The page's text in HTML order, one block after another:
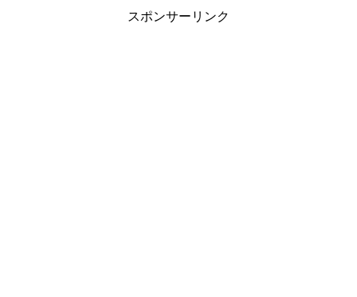
スポンサーリンク